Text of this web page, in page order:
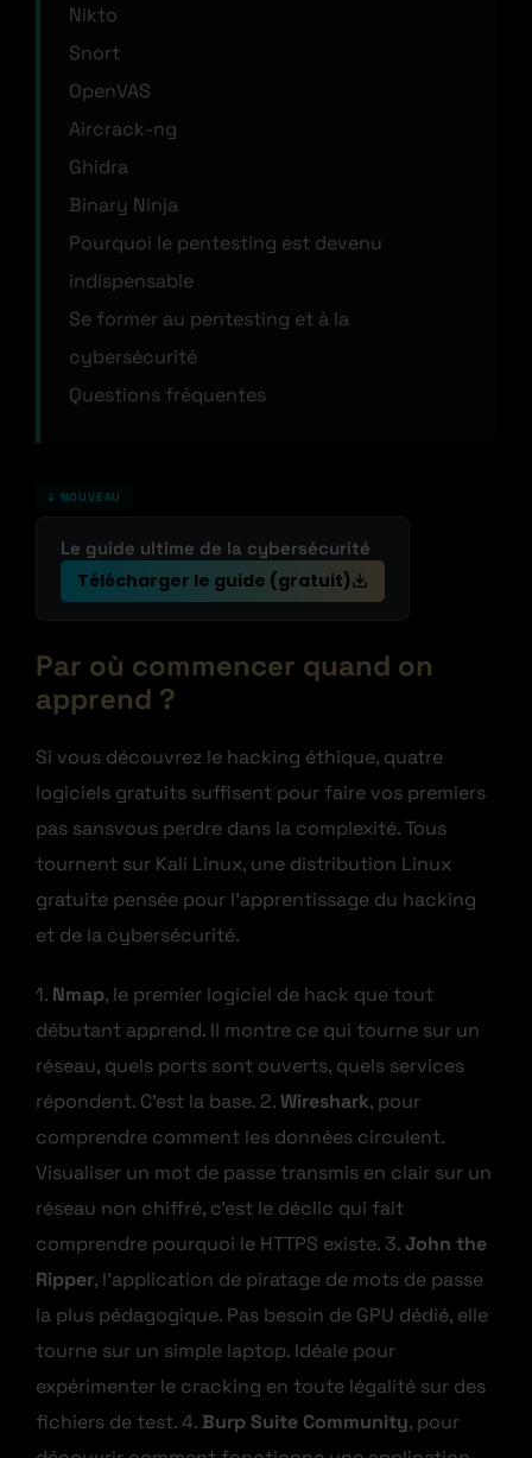
Nikto
Snort
OpenVAS
Aircrack-ng
Ghidra
Binary Ninja
Pourquoi le pentesting est devenu
indispensable
Se former au pentesting et à la
cybersécurité
Questions fréquentes
↓ NOUVEAU
Le guide ultime de la cybersécurité
Télécharger le guide (gratuit)
Par où commencer quand on
apprend ?
Si vous découvrez le hacking éthique, quatre
logiciels gratuits suffisent pour faire vos premiers
pas sansvous perdre dans la complexité. Tous
tournent sur Kali Linux, une distribution Linux
gratuite pensée pour l’apprentissage du hacking
et de la cybersécurité.
1. Nmap, le premier logiciel de hack que tout
débutant apprend. Il montre ce qui tourne sur un
réseau, quels ports sont ouverts, quels services
répondent. C’est la base. 2.Wireshark, pour
comprendre comment les données circulent.
Visualiser un mot de passe transmis en clair sur un
réseau non chiffré, c’est le déclic qui fait
comprendre pourquoi le HTTPS existe. 3.John the
Ripper, l’application de piratage de mots de passe
la plus pédagogique. Pas besoin de GPU dédié, elle
tourne sur un simple laptop. Idéale pour
expérimenter le cracking en toute légalité sur des
fichiers de test. 4. Burp Suite Community, pour